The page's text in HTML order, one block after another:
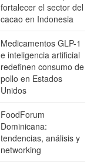
fortalecer el sector del
cacao en Indonesia
Medicamentos GLP-1
e inteligencia artificial
redefinen consumo de
pollo en Estados
Unidos
FoodForum
Dominicana:
tendencias, análisis y
networking